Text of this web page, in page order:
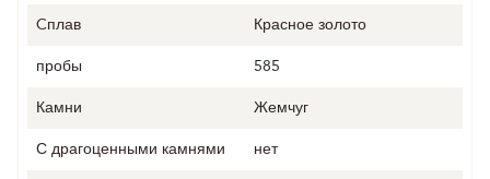
Cплав
Красное золото
пробы
585
Камни
Жемчуг
С драгоценными камнями
нет